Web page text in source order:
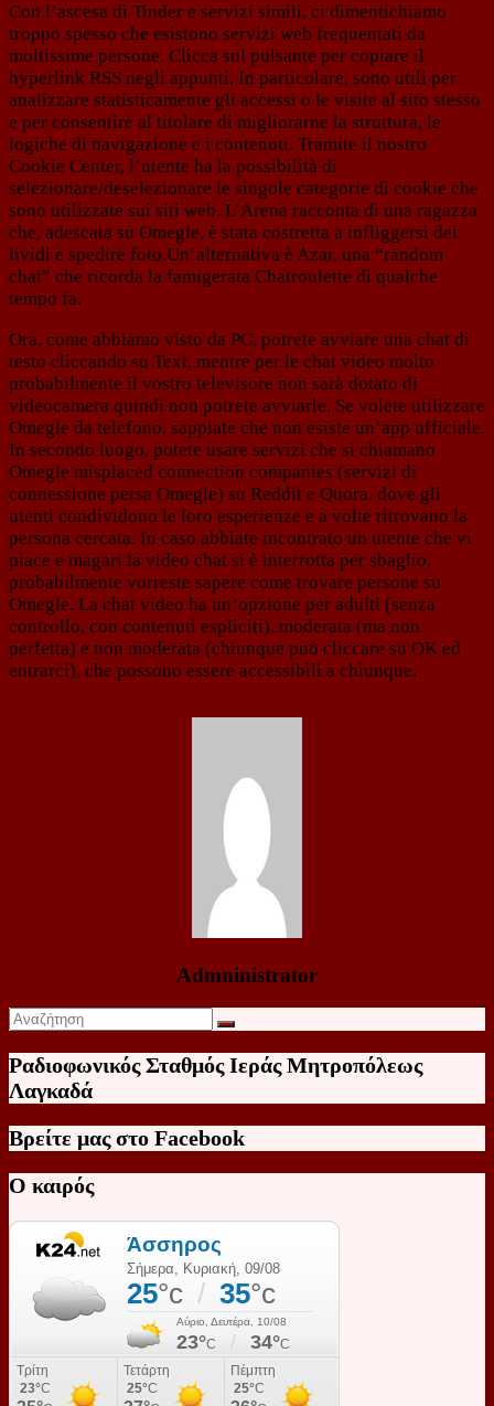
Con l’ascesa di Tinder e servizi simili, ci dimentichiamo
troppo spesso che esistono servizi web frequentati da
moltissime persone. Clicca sul pulsante per copiare il
hyperlink RSS negli appunti. In particolare, sono utili per
analizzare statisticamente gli accessi o le visite al sito stesso
e per consentire al titolare di migliorarne la struttura, le
logiche di navigazione e i contenuti. Tramite il nostro
Cookie Center, l’utente ha la possibilità di
selezionare/deselezionare le singole categorie di cookie che
sono utilizzate sui siti web. L’Arena racconta di una ragazza
che, adescata su Omegle, è stata costretta a infliggersi dei
lividi e spedire foto.Un’alternativa è Azar, una “random
chat” che ricorda la famigerata Chatroulette di qualche
tempo fa.
Ora, come abbiamo visto da PC, potrete avviare una chat di
testo cliccando su Text, mentre per le chat video molto
probabilmente il vostro televisore non sarà dotato di
videocamera quindi non potrete avviarle. Se volete utilizzare
Omegle da telefono, sappiate che non esiste un’app ufficiale.
In secondo luogo, potete usare servizi che si chiamano
Omegle misplaced connection companies (servizi di
connessione persa Omegle) su Reddit e Quora, dove gli
utenti condividono le loro esperienze e a volte ritrovano la
persona cercata. In caso abbiate incontrato un utente che vi
piace e magari la video chat si è interrotta per sbaglio,
probabilmente vorreste sapere come trovare persone su
Omegle. La chat video ha un’opzione per adulti (senza
controllo, con contenuti espliciti), moderata (ma non
perfetta) e non moderata (chiunque può cliccare su OK ed
entrarci), che possono essere accessibili a chiunque.
Admninistrator
Ραδιοφωνικός Σταθμός Ιεράς Μητροπόλεως
Λαγκαδά
Βρείτε μας στο Facebook
Ο καιρός